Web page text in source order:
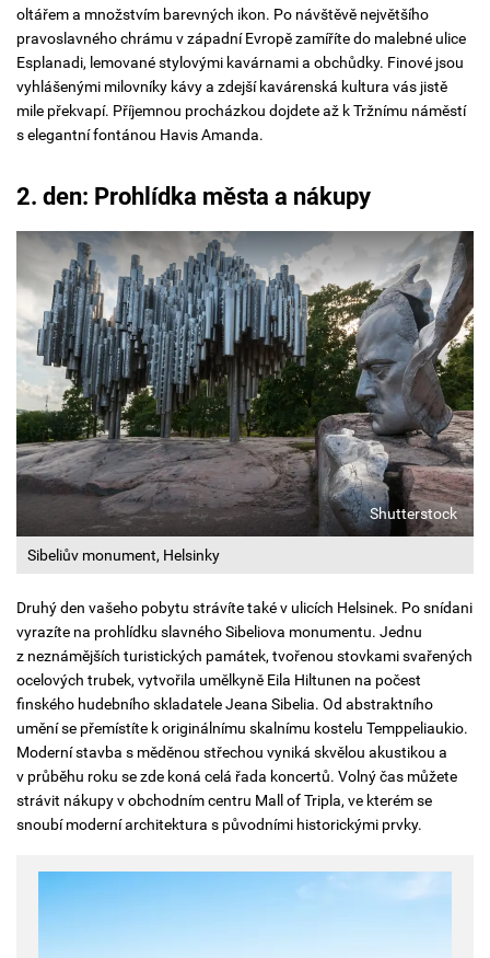
oltářem a množstvím barevných ikon. Po návštěvě největšího
pravoslavného chrámu v západní Evropě zamíříte do malebné ulice
Esplanadi, lemované stylovými kavárnami a obchůdky. Finové jsou
vyhlášenými milovníky kávy a zdejší kavárenská kultura vás jistě
mile překvapí. Příjemnou procházkou dojdete až k Tržnímu náměstí
s elegantní fontánou Havis Amanda.
2. den: Prohlídka města a nákupy
Sibeliův monument, Helsinky
Shutterstock
Druhý den vašeho pobytu strávíte také v ulicích Helsinek. Po snídani
vyrazíte na prohlídku slavného Sibeliova monumentu. Jednu
z neznámějších turistických památek, tvořenou stovkami svařených
ocelových trubek, vytvořila umělkyně Eila Hiltunen na počest
finského hudebního skladatele Jeana Sibelia. Od abstraktního
umění se přemístíte k originálnímu skalnímu kostelu Temppeliaukio.
Moderní stavba s měděnou střechou vyniká skvělou akustikou a
v průběhu roku se zde koná celá řada koncertů. Volný čas můžete
strávit nákupy v obchodním centru Mall of Tripla, ve kterém se
snoubí moderní architektura s původními historickými prvky.